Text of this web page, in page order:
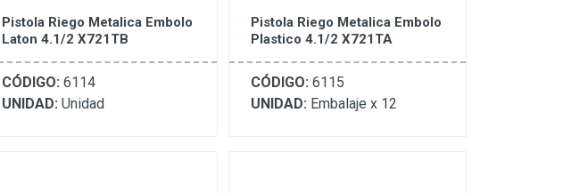
Pistola Riego Metalica Embolo
Laton 4.1/2 X721TB
CÓDIGO: 6114
UNIDAD: Unidad
Pistola Riego Metalica Embolo
Plastico 4.1/2 X721TA
CÓDIGO: 6115
UNIDAD: Embalaje x 12